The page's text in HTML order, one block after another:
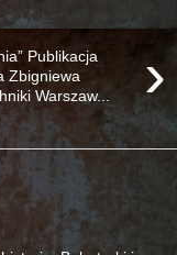
›
Publikacja
Zbigniewa
Warszaw...